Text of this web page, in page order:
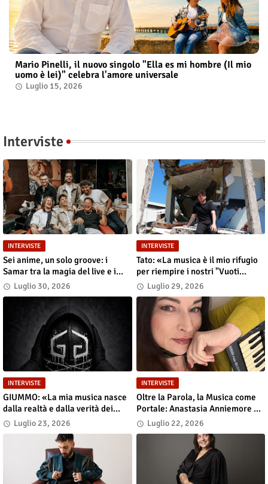
Mario Pinelli, il nuovo singolo "Ella es mi hombre (Il mio
uomo è lei)" celebra l'amore universale
Luglio 15, 2026
Interviste
INTERVISTE
Sei anime, un solo groove: i
Samar tra la magia del live e i
grandi sogni
Luglio 30, 2026
INTERVISTE
Tato: «La musica è il mio rifugio
per riempire i nostri "Vuoti
digitali"»
Luglio 29, 2026
INTERVISTE
GIUMMO: «La mia musica nasce
dalla realtà e dalla verità dei
contenuti»
Luglio 23, 2026
INTERVISTE
Oltre la Parola, la Musica come
Portale: Anastasia Anniemore 24
si Racconta tra Poesia,
Produzione e Nuove Visioni
Luglio 22, 2026